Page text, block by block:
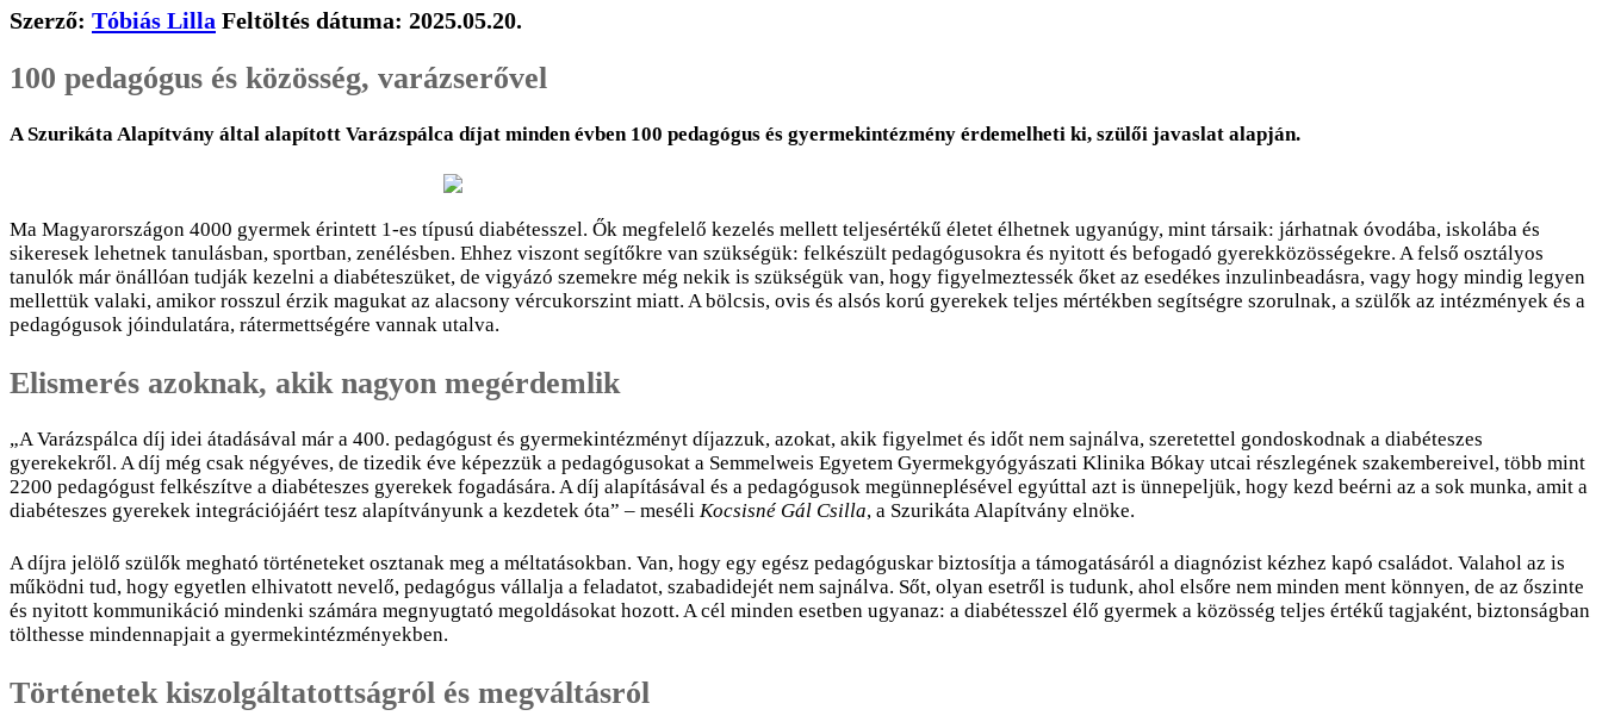
Szerző: Tóbiás Lilla Feltöltés dátuma: 2025.05.20.
100 pedagógus és közösség, varázserővel
A Szurikáta Alapítvány által alapított Varázspálca díjat minden évben 100 pedagógus és gyermekintézmény érdemelheti ki, szülői javaslat alapján.
Ma Magyarországon 4000 gyermek érintett 1-es típusú diabétesszel. Ők megfelelő kezelés mellett teljesértékű életet élhetnek ugyanúgy, mint társaik: járhatnak óvodába, iskolába és
sikeresek lehetnek tanulásban, sportban, zenélésben. Ehhez viszont segítőkre van szükségük: felkészült pedagógusokra és nyitott és befogadó gyerekközösségekre. A felső osztályos
tanulók már önállóan tudják kezelni a diabéteszüket, de vigyázó szemekre még nekik is szükségük van, hogy figyelmeztessék őket az esedékes inzulinbeadásra, vagy hogy mindig legyen
mellettük valaki, amikor rosszul érzik magukat az alacsony vércukorszint miatt. A bölcsis, ovis és alsós korú gyerekek teljes mértékben segítségre szorulnak, a szülők az intézmények és a
pedagógusok jóindulatára, rátermettségére vannak utalva.
Elismerés azoknak, akik nagyon megérdemlik
„A Varázspálca díj idei átadásával már a 400. pedagógust és gyermekintézményt díjazzuk, azokat, akik figyelmet és időt nem sajnálva, szeretettel gondoskodnak a diabéteszes
gyerekekről. A díj még csak négyéves, de tizedik éve képezzük a pedagógusokat a Semmelweis Egyetem Gyermekgyógyászati Klinika Bókay utcai részlegének szakembereivel, több mint
2200 pedagógust felkészítve a diabéteszes gyerekek fogadására. A díj alapításával és a pedagógusok megünneplésével egyúttal azt is ünnepeljük, hogy kezd beérni az a sok munka, amit a
diabéteszes gyerekek integrációjáért tesz alapítványunk a kezdetek óta” – meséli Kocsisné Gál Csilla, a Szurikáta Alapítvány elnöke.
A díjra jelölő szülők megható történeteket osztanak meg a méltatásokban. Van, hogy egy egész pedagóguskar biztosítja a támogatásáról a diagnózist kézhez kapó családot. Valahol az is
működni tud, hogy egyetlen elhivatott nevelő, pedagógus vállalja a feladatot, szabadidejét nem sajnálva. Sőt, olyan esetről is tudunk, ahol elsőre nem minden ment könnyen, de az őszinte
és nyitott kommunikáció mindenki számára megnyugtató megoldásokat hozott. A cél minden esetben ugyanaz: a diabétesszel élő gyermek a közösség teljes értékű tagjaként, biztonságban
tölthesse mindennapjait a gyermekintézményekben.
Történetek kiszolgáltatottságról és megváltásról